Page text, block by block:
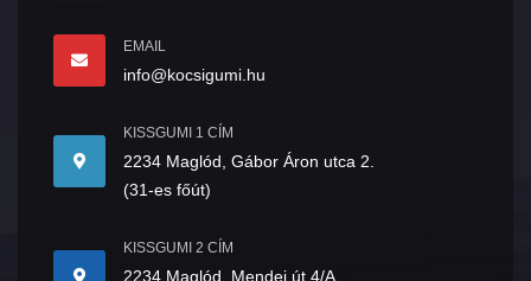
EMAIL
info@kocsigumi.hu
KISSGUMI 1 CÍM
2234 Maglód, Gábor Áron utca 2.
(31-es főút)
KISSGUMI 2 CÍM
2234 Maglód, Mendei út 4/A.